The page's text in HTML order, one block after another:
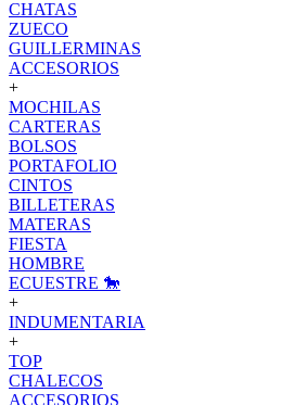
CHATAS
ZUECO
GUILLERMINAS
ACCESORIOS
+
MOCHILAS
CARTERAS
BOLSOS
PORTAFOLIO
CINTOS
BILLETERAS
MATERAS
FIESTA
HOMBRE
ECUESTRE 🐎
+
INDUMENTARIA
+
TOP
CHALECOS
ACCESORIOS